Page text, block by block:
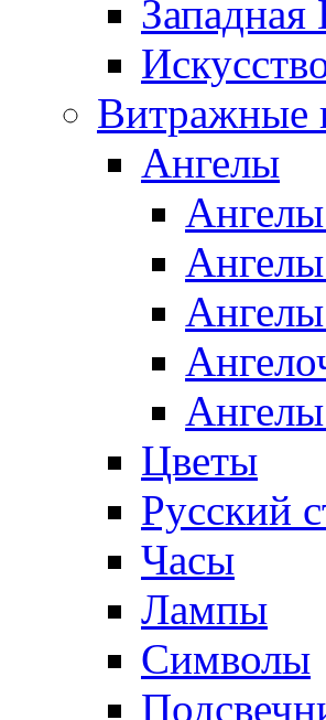
Западная
Витражные
Ангелы
Цветы
Русский
Часы
Лампы
Символы